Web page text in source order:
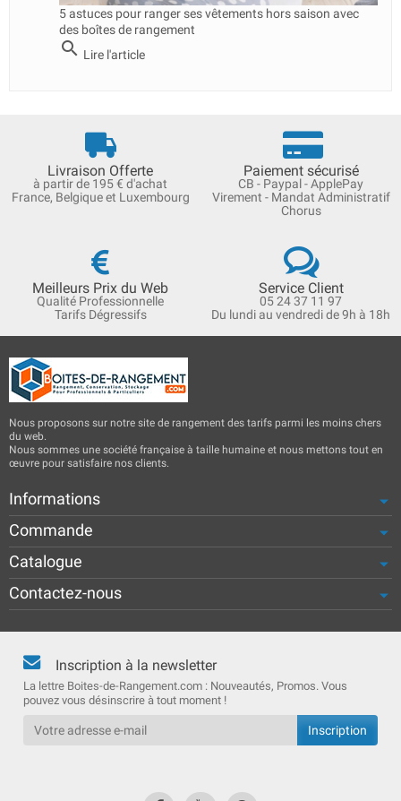
5 astuces pour ranger ses vêtements hors saison avec
des boîtes de rangement
search Lire l'article
Livraison Offerte
à partir de 195 € d'achat
France, Belgique et Luxembourg
Paiement sécurisé
CB - Paypal - ApplePay
Virement - Mandat Administratif
Chorus
Meilleurs Prix du Web
Qualité Professionnelle
Tarifs Dégressifs
Service Client
05 24 37 11 97
Du lundi au vendredi de 9h à 18h
Nous proposons sur notre site de rangement des tarifs parmi les moins chers
du web.
Nous sommes une société française à taille humaine et nous mettons tout en
œuvre pour satisfaire nos clients.
Informations
Commande
Catalogue
Contactez-nous
Inscription à la newsletter
La lettre Boites-de-Rangement.com : Nouveautés, Promos. Vous
pouvez vous désinscrire à tout moment !